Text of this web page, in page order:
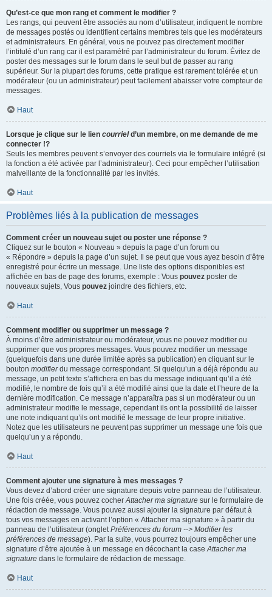
Qu’est-ce que mon rang et comment le modifier ?
Les rangs, qui peuvent être associés au nom d’utilisateur, indiquent le nombre
de messages postés ou identifient certains membres tels que les modérateurs
et administrateurs. En général, vous ne pouvez pas directement modifier
l’intitulé d’un rang car il est paramétré par l’administrateur du forum. Évitez de
poster des messages sur le forum dans le seul but de passer au rang
supérieur. Sur la plupart des forums, cette pratique est rarement tolérée et un
modérateur (ou un administrateur) peut facilement abaisser votre compteur de
messages.
Haut
Lorsque je clique sur le lien courrield’un membre, on me demande de me
connecter !?
Seuls les membres peuvent s’envoyer des courriels via le formulaire intégré (si
la fonction a été activée par l’administrateur). Ceci pour empêcher l’utilisation
malveillante de la fonctionnalité par les invités.
Haut
Problèmes liés à la publication de messages
Comment créer un nouveau sujet ou poster une réponse ?
Cliquez sur le bouton « Nouveau » depuis la page d’un forum ou
« Répondre » depuis la page d’un sujet. Il se peut que vous ayez besoin d’être
enregistré pour écrire un message. Une liste des options disponibles est
affichée en bas de page des forums, exemple : Vous pouvez poster de
nouveaux sujets, Vous pouvez joindre des fichiers, etc.
Haut
Comment modifier ou supprimer un message ?
À moins d’être administrateur ou modérateur, vous ne pouvez modifier ou
supprimer que vos propres messages. Vous pouvez modifier un message
(quelquefois dans une durée limitée après sa publication) en cliquant sur le
bouton modifierdu message correspondant. Si quelqu’un a déjà répondu au
message, un petit texte s’affichera en bas du message indiquant qu’il a été
modifié, le nombre de fois qu’il a été modifié ainsi que la date et l’heure de la
dernière modification. Ce message n’apparaîtra pas si un modérateur ou un
administrateur modifie le message, cependant ils ont la possibilité de laisser
une note indiquant qu’ils ont modifié le message de leur propre initiative.
Notez que les utilisateurs ne peuvent pas supprimer un message une fois que
quelqu’un y a répondu.
Haut
Comment ajouter une signature à mes messages ?
Vous devez d’abord créer une signature depuis votre panneau de l’utilisateur.
Une fois créée, vous pouvez cocherAttacher ma signature sur le formulaire de
rédaction de message. Vous pouvez aussi ajouter la signature par défaut à
tous vos messages en activant l’option « Attacher ma signature » à partir du
panneau de l’utilisateur (ongletPréférences du forum --> Modifier les
préférences de message). Par la suite, vous pourrez toujours empêcher une
signature d’être ajoutée à un message en décochant la caseAttacher ma
signature dans le formulaire de rédaction de message.
Haut